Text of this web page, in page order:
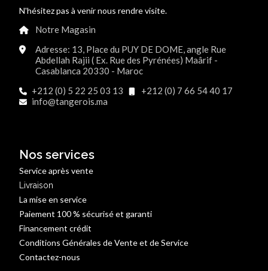
N'hésitez pas à venir nous rendre visite.
Notre Magasin
Adresse: 13, Place du PUY DE DOME, angle Rue
Abdellah Rajii ( Ex. Rue des Pyrénées) Maârif -
Casablanca 20330 - Maroc
+212 (0) 5 22 25 03 13
+212 (0) 7 66 54 40 17
info@tangerois.ma
Nos services
Service après vente
Livraison
La mise en service
Paiement 100 % sécurisé et garanti
Financement crédit
Conditions Générales de Vente et de Service
Contactez-nous